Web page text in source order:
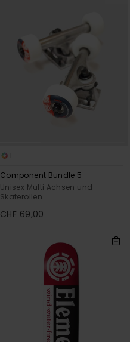
1
Component Bundle 5
Unisex Multi Achsen und
Skaterollen
CHF 69,00